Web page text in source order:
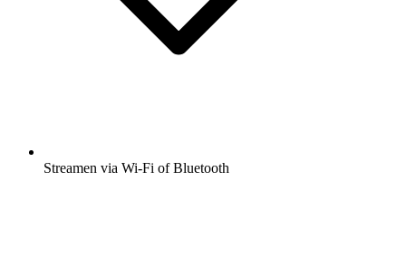
Streamen via Wi-Fi of Bluetooth